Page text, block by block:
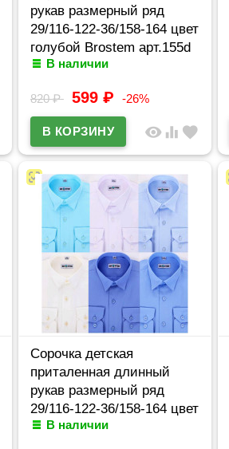
рукав размерный ряд
29/116-122-36/158-164 цвет
голубой Brostem арт.155d
В наличии
820₽ 599 ₽ -26%
visibility equalizer favorite
Сорочка детская
приталенная длинный
рукав размерный ряд
29/116-122-36/158-164 цвет
синий Brostem арт.203d**
В наличии